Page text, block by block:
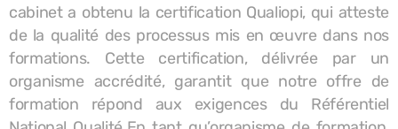
cabinet a obtenu la certification Qualiopi, qui atteste
de la qualité des processus mis en œuvre dans nos
formations. Cette certification, délivrée par un
organisme accrédité, garantit que notre offre de
formation répond aux exigences du Référentiel